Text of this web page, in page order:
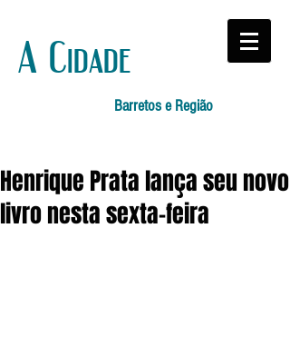
A Cidade
Barretos e Região
Henrique Prata lança seu novo
livro nesta sexta-feira